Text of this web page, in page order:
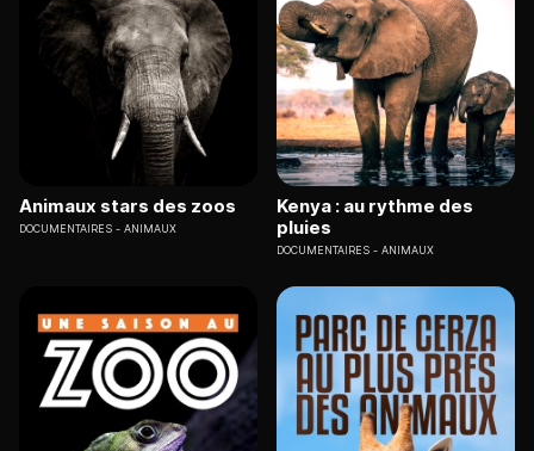
Animaux stars des zoos
DOCUMENTAIRES ANIMAUX
Kenya : au rythme des
pluies
DOCUMENTAIRES ANIMAUX